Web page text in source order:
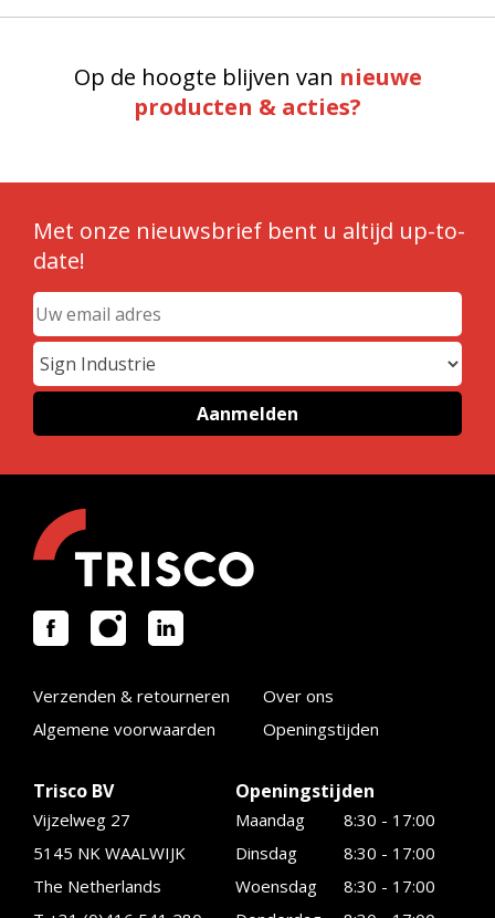
Op de hoogte blijven van nieuwe
producten & acties?
Met onze nieuwsbrief bent u altijd up-to-
date!
Verzenden & retourneren
Algemene voorwaarden
Over ons
Openingstijden
Trisco BV
Vijzelweg 27
5145 NK WAALWIJK
The Netherlands
Openingstijden
Maandag
8:30 - 17:00
Dinsdag
8:30 - 17:00
Woensdag
8:30 - 17:00